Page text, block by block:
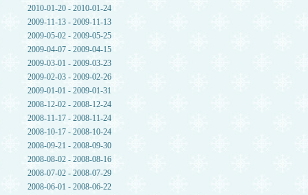
2010-01-20 - 2010-01-24
2009-11-13 - 2009-11-13
2009-05-02 - 2009-05-25
2009-04-07 - 2009-04-15
2009-03-01 - 2009-03-23
2009-02-03 - 2009-02-26
2009-01-01 - 2009-01-31
2008-12-02 - 2008-12-24
2008-11-17 - 2008-11-24
2008-10-17 - 2008-10-24
2008-09-21 - 2008-09-30
2008-08-02 - 2008-08-16
2008-07-02 - 2008-07-29
2008-06-01 - 2008-06-22